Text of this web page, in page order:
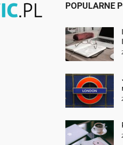
POPULARNE